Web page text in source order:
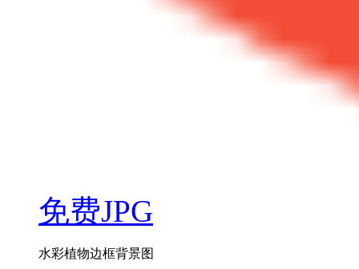
免费JPG
水彩植物边框背景图